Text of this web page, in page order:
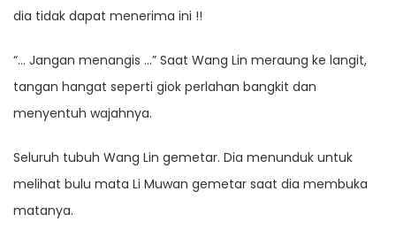
dia tidak dapat menerima ini !!
“… Jangan menangis …” Saat Wang Lin meraung ke langit,
tangan hangat seperti giok perlahan bangkit dan
menyentuh wajahnya.
Seluruh tubuh Wang Lin gemetar. Dia menunduk untuk
melihat bulu mata Li Muwan gemetar saat dia membuka
matanya.